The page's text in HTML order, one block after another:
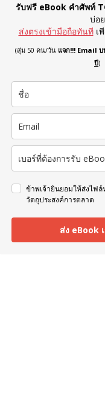
รับฟรี eBook คำศัพท์
บ่อย
ส่งตรงเข้ามือถือทันที เ
(สุ่ม 50 คน/วัน แจก!!! Email บ
ปี)
ข้าพเจ้ายินยอมให้ส่งไฟ
วัตถุประสงค์การตลาด
ส่ง eBook